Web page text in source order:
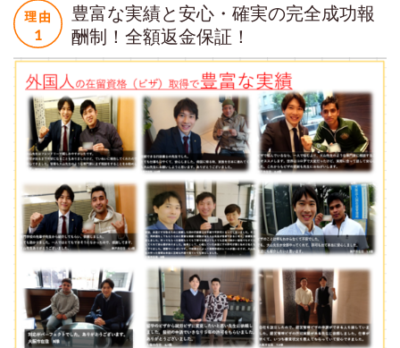
豊富な実績と安心・確実の完全成功報
酬制！全額返金保証！